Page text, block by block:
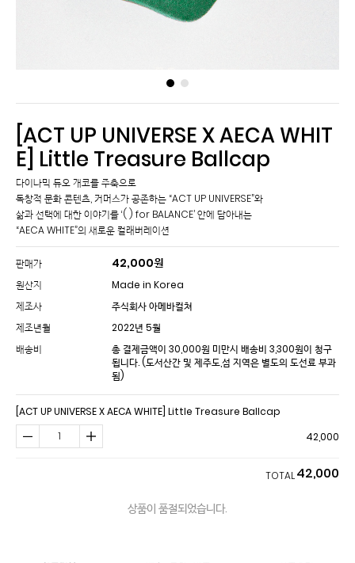
[ACT UP UNIVERSE X AECA WHIT
E] Little Treasure Ballcap
다이나믹 듀오 개코를 주축으로
독창적 문화 콘텐츠, 커머스가 공존하는 “ACT UP UNIVERSE”와
삶과 선택에 대한 이야기를 ‘( ) for BALANCE’ 안에 담아내는
“AECA WHITE”의 새로운 컬래버레이션
판매가 42,000원
원산지
Made in Korea
제조사
주식회사 아메바컬쳐
제조년월
2022년 5월
배송비
총 결제금액이 30,000원 미만시 배송비 3,300원이 청구
됩니다.(도서산간 및 제주도,섬 지역은 별도의 도선료 부과
됨)
[ACT UP UNIVERSE X AECA WHITE] Little Treasure Ballcap
42,000
TOTAL42,000
상품이 품절되었습니다.